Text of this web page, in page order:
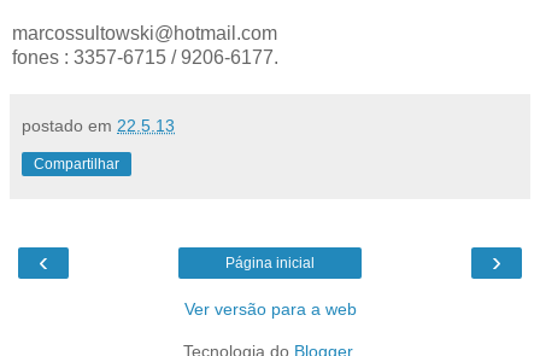
marcossultowski@hotmail.com
fones : 3357-6715 / 9206-6177.
postado em 22.5.13
Compartilhar
‹ ›
Página inicial
Ver versão para a web
Tecnologia do Blogger.